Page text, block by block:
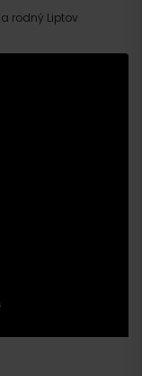
rodný Liptov